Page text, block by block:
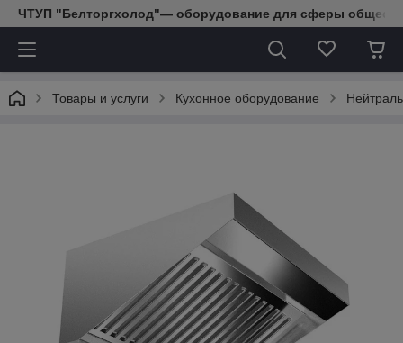
ЧТУП "Белторгхолод"— оборудование для сферы
Товары и услуги Кухонное оборудование